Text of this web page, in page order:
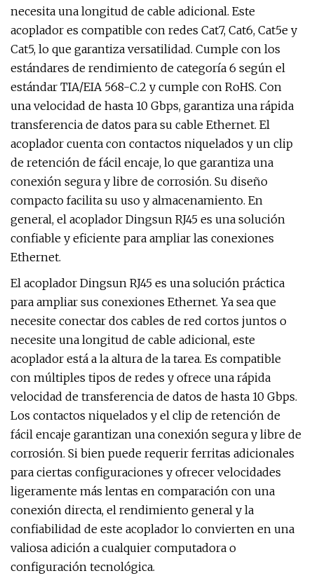
necesita una longitud de cable adicional. Este
acoplador es compatible con redes Cat7, Cat6, Cat5e y
Cat5, lo que garantiza versatilidad. Cumple con los
estándares de rendimiento de categoría 6 según el
estándar TIA/EIA 568-C.2 y cumple con RoHS. Con
una velocidad de hasta 10 Gbps, garantiza una rápida
transferencia de datos para su cable Ethernet. El
acoplador cuenta con contactos niquelados y un clip
de retención de fácil encaje, lo que garantiza una
conexión segura y libre de corrosión. Su diseño
compacto facilita su uso y almacenamiento. En
general, el acoplador Dingsun RJ45 es una solución
confiable y eficiente para ampliar las conexiones
Ethernet.
El acoplador Dingsun RJ45 es una solución práctica
para ampliar sus conexiones Ethernet. Ya sea que
necesite conectar dos cables de red cortos juntos o
necesite una longitud de cable adicional, este
acoplador está a la altura de la tarea. Es compatible
con múltiples tipos de redes y ofrece una rápida
velocidad de transferencia de datos de hasta 10 Gbps.
Los contactos niquelados y el clip de retención de
fácil encaje garantizan una conexión segura y libre de
corrosión. Si bien puede requerir ferritas adicionales
para ciertas configuraciones y ofrecer velocidades
ligeramente más lentas en comparación con una
conexión directa, el rendimiento general y la
confiabilidad de este acoplador lo convierten en una
valiosa adición a cualquier computadora o
configuración tecnológica.